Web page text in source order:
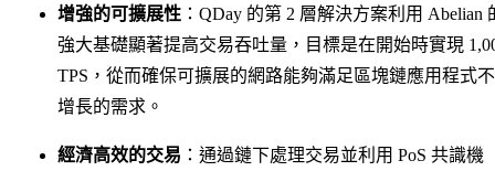
增強的可擴展性 ：QDay 的第 2 層解決方案利用 Abelian
強大基礎顯著提高交易吞吐量，目標是在開始時實現
TPS，從而確保可擴展的網路能夠滿足區塊鏈應用程式
增長的需求。
經濟高效的交易 ：通過鏈下處理交易並利用 PoS 共識機